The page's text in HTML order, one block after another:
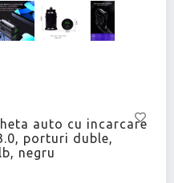
auto cu incarcare
porturi duble,
negru